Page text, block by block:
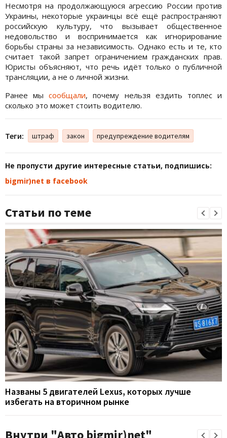
Несмотря на продолжающуюся агрессию России против
Украины, некоторые украинцы всё ещё распространяют
российскую культуру, что вызывает общественное
недовольство и воспринимается как игнорирование
борьбы страны за независимость. Однако есть и те, кто
считает такой запрет ограничением гражданских прав.
Юристы объясняют, что речь идёт только о публичной
трансляции, а не о личной жизни.
Ранее мысообщали, почему нельзя ездить топлес и
сколько это может стоить водителю.
Теги: штраф закон предупреждение водителям
Не пропусти другие интересные статьи, подпишись:
bigmir)net в facebook
Статьи по теме
Названы 5 двигателей Lexus, которых лучше
избегать на вторичном рынке
Внутри "Авто bigmir)net"